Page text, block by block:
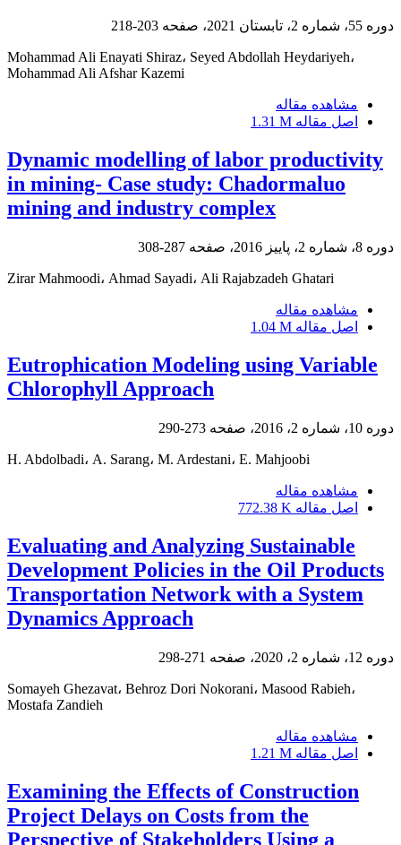
دوره 55، شماره 2، تابستان 2021، صفحه 203-218
Mohammad Ali Enayati Shiraz، Seyed Abdollah Heydariyeh،
Mohammad Ali Afshar Kazemi
مشاهده مقاله
اصل مقاله 1.31 M
Dynamic modelling of labor productivity
in mining- Case study: Chadormaluo
mining and industry complex
دوره 8، شماره 2، پاییز 2016، صفحه 287-308
Zirar Mahmoodi، Ahmad Sayadi، Ali Rajabzadeh Ghatari
مشاهده مقاله
اصل مقاله 1.04 M
Eutrophication Modeling using Variable
Chlorophyll Approach
دوره 10، شماره 2، 2016، صفحه 273-290
H. Abdolbadi، A. Sarang، M. Ardestani، E. Mahjoobi
مشاهده مقاله
اصل مقاله 772.38 K
Evaluating and Analyzing Sustainable
Development Policies in the Oil Products
Transportation Network with a System
Dynamics Approach
دوره 12، شماره 2، 2020، صفحه 271-298
Somayeh Ghezavat، Behroz Dori Nokorani، Masood Rabieh،
Mostafa Zandieh
مشاهده مقاله
اصل مقاله 1.21 M
Examining the Effects of Construction
Project Delays on Costs from the
Perspective of Stakeholders Using a